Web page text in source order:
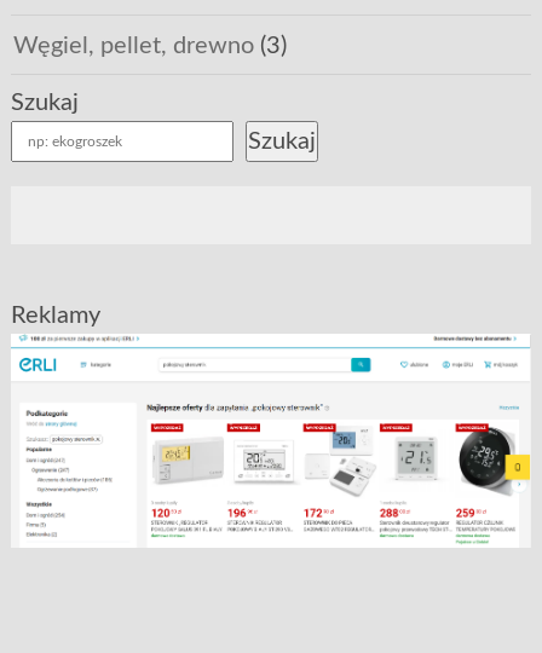
Węgiel, pellet, drewno(3)
Szukaj
Szukaj
Reklamy